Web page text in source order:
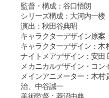
監督・構成：谷口悟朗
シリーズ構成：大河内一楼
演出：秋田谷典昭
キャラクターデザイン原案
キャラクターデザイン：木
ナイトメアデザイン：安田
メカニカルデザイン・コン
メインアニメーター：木
治、中谷誠一